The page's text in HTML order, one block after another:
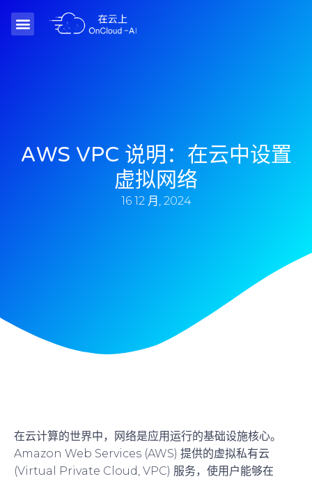
AWS VPC 说明：在云中设置
虚拟网络
16 12 月, 2024
在云计算的世界中，网络是应用运行的基础设施核心。
Amazon Web Services (AWS) 提供的虚拟私有云
(Virtual Private Cloud, VPC) 服务，使用户能够在